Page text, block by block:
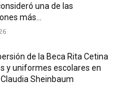
una de las
más...
de la Beca Rita Cetina
y uniformes escolares en
Sheinbaum